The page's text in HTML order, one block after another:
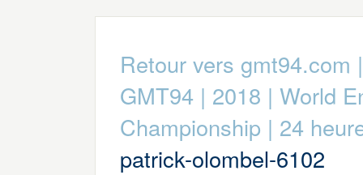
Retour vers gmt94.com
GMT94 | 2018 | World
Championship | 24
patrick-olombel-6102